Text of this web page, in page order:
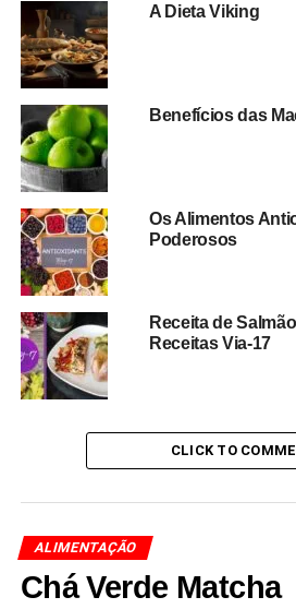
A Dieta Viking
Benefícios das
Os Alimentos
Poderosos
Receita de
Receitas Via-17
CLICK TO
ALIMENTAÇÃO
Chá Verde Matcha